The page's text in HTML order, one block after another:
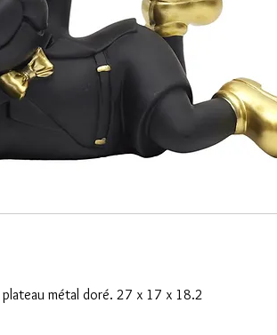
métal doré. 27 x 17 x 18.2